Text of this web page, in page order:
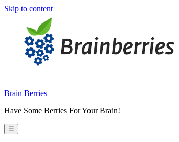
Skip to content
Brain Berries
Have Some Berries For Your Brain!
☰